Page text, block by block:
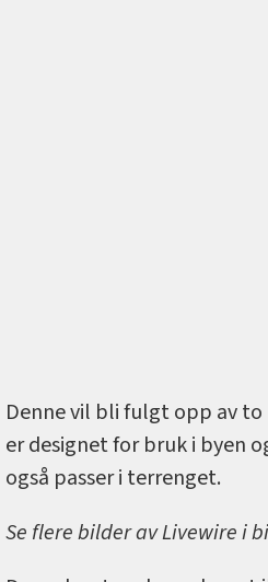
Denne vil bli fulgt opp av
er designet for bruk i byen
også passer i terrenget.
Se flere bilder av Livewire i